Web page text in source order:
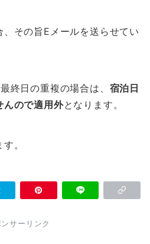
その旨Eメールを送らせてい
終日の重複の場合は、 宿泊日
んので適用外となります。
。
ンサーリンク